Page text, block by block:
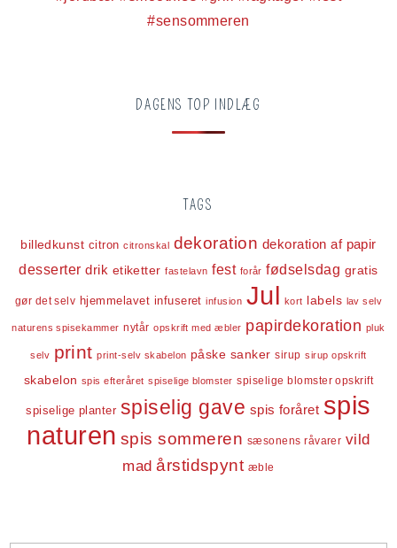
DAGENS TOP INDLÆG
TAGS
billedkunst citron citronskal dekoration dekoration af papir
desserter drik etiketter fastelavn fest forår fødselsdag gratis
gør det selv hjemmelavet infuseret infusion Jul kort labels lav selv
naturens spisekammer nytår opskrift med æbler papirdekoration pluk
selv print print-selv skabelon påske sanker sirup sirup opskrift
skabelon spis efteråret spiselige blomster spiselige blomster opskrift
spiselige planter spiselig gave spis foråret spis
naturen spis sommeren sæsonens råvarer vild
mad årstidspynt æble